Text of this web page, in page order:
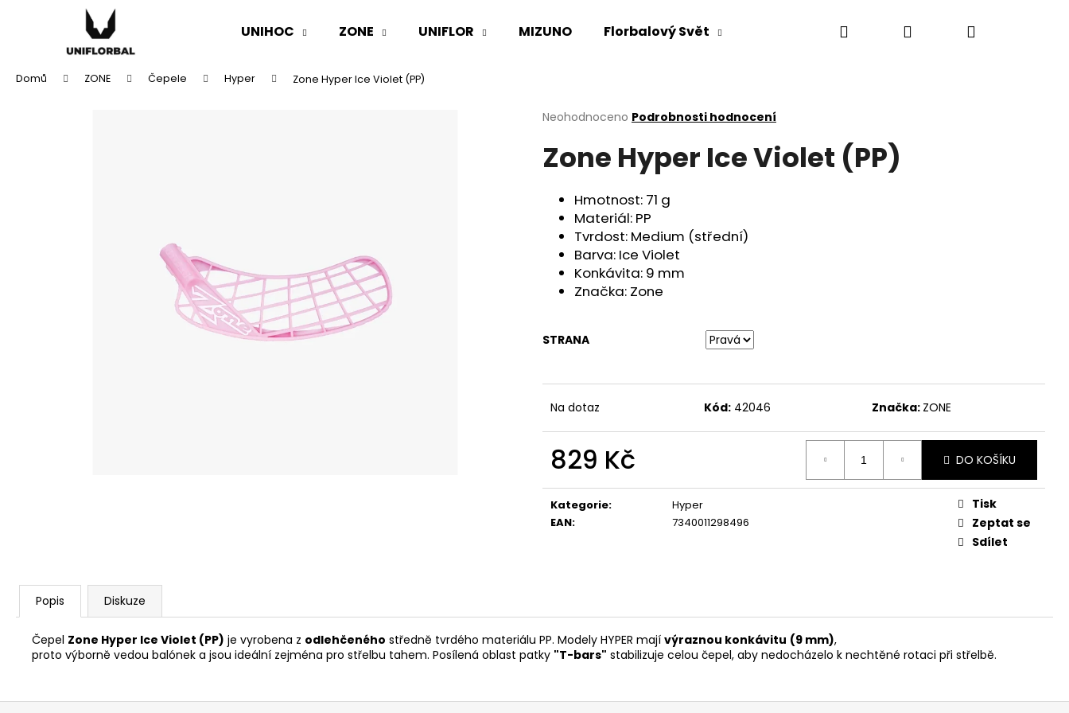
UNIHOC ZONE UNIFLOR MIZUNO Florbalový Svět Hledat PřihlášeníNákupní
Domů ZONE Čepele Hyper Zone Hyper Ice Violet (PP)
Průměrné
produktu
je
hvězdiček.
Neohodnoceno Podrobnosti hodnocení
Zone Hyper Ice Violet (PP)
Hmotnost: 71 g
Materiál: PP
Tvrdost: Medium (střední)
Barva: Ice Violet
Konkávita: 9 mm
Značka: Zone
STRANA
Na dotaz Kód: 42046 Značka: ZONE
829 Kč DO KOŠÍKU
Kategorie:
Hyper
EAN: 7340011298496
Tisk
Zeptat se
Sdílet
Popis Diskuze
Čepel Zone Hyper Ice Violet (PP) je vyrobena z odlehčeného středně tvrdého materiálu PP. Modely HYPER mají výraznou konkávitu (9 mm),
proto výborně vedou balónek a jsou ideální zejména pro střelbu tahem. Posílená oblast patky "T-bars" stabilizuje celou čepel, aby nedocházelo k nechtěné rotaci při střelbě.
obchodu
obchodu
Co potřebujete najít?
HLEDAT